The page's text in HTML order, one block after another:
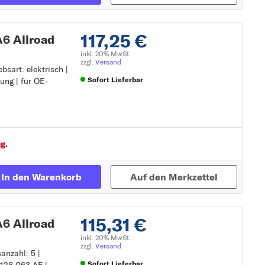
117,25 €
inkl. 20% MwSt.
zzgl. Versand
Sofort Lieferbar
Allroad
elektrisch |
| für OE-
In den Warenkorb Auf den Merkzettel
115,31 €
inkl. 20% MwSt.
zzgl. Versand
Allroad
5 |